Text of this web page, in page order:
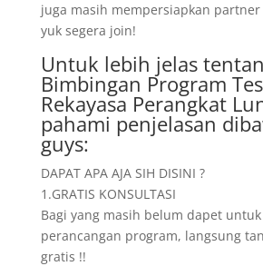
juga masih mempersiapkan
yuk segera join!
Untuk lebih jelas
Bimbingan Program
Rekayasa Perangkat
pahami penjelasan
guys:
DAPAT APA AJA SIH DISINI ?
1.GRATIS KONSULTASI
Bagi yang masih belum dapet
perancangan program, langsung
gratis !!